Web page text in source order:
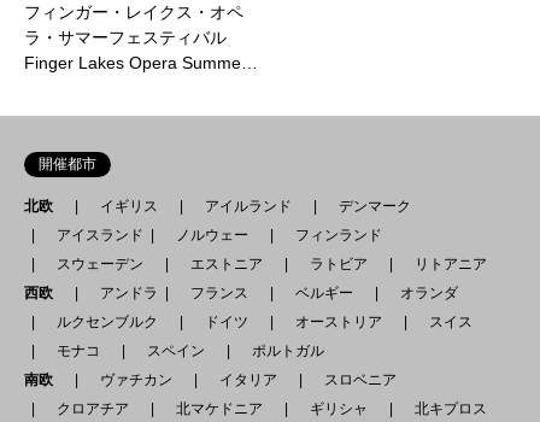
フィンガー・レイクス・オペ
ラ・サマーフェスティバル
Finger Lakes Opera Summe…
開催都市
北欧 イギリス アイルランド
デンマーク
アイスランド
ノルウェー
フィンランド
スウェーデン
エストニア ラトビア
リトアニア
西欧
アンドラ フランス ベルギー
オランダ
ルクセンブルク
ドイツ オーストリア
スイス
モナコ
スペイン
ポルトガル
南欧
ヴァチカン イタリア
スロベニア
クロアチア
北マケドニア ギリシャ
北キプロス